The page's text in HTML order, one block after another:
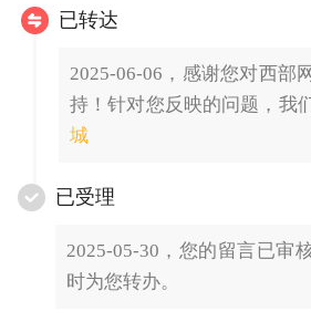
已转达
2025-06-06，感谢您对西部
持！针对您反映的问题，我
城
已受理
2025-05-30，您的留言已审
时为您转办。